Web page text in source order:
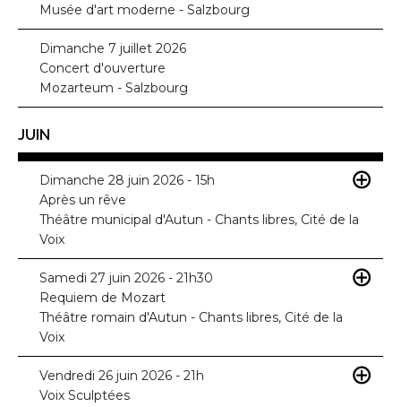
Musée d'art moderne - Salzbourg
Dimanche 7 juillet 2026
Concert d'ouverture
Mozarteum - Salzbourg
JUIN
Dimanche 28 juin 2026 - 15h
Après un rêve
Théâtre municipal d'Autun - Chants libres, Cité de la
Voix
Samedi 27 juin 2026 - 21h30
Requiem de Mozart
Théâtre romain d'Autun - Chants libres, Cité de la
Voix
Vendredi 26 juin 2026 - 21h
Voix Sculptées